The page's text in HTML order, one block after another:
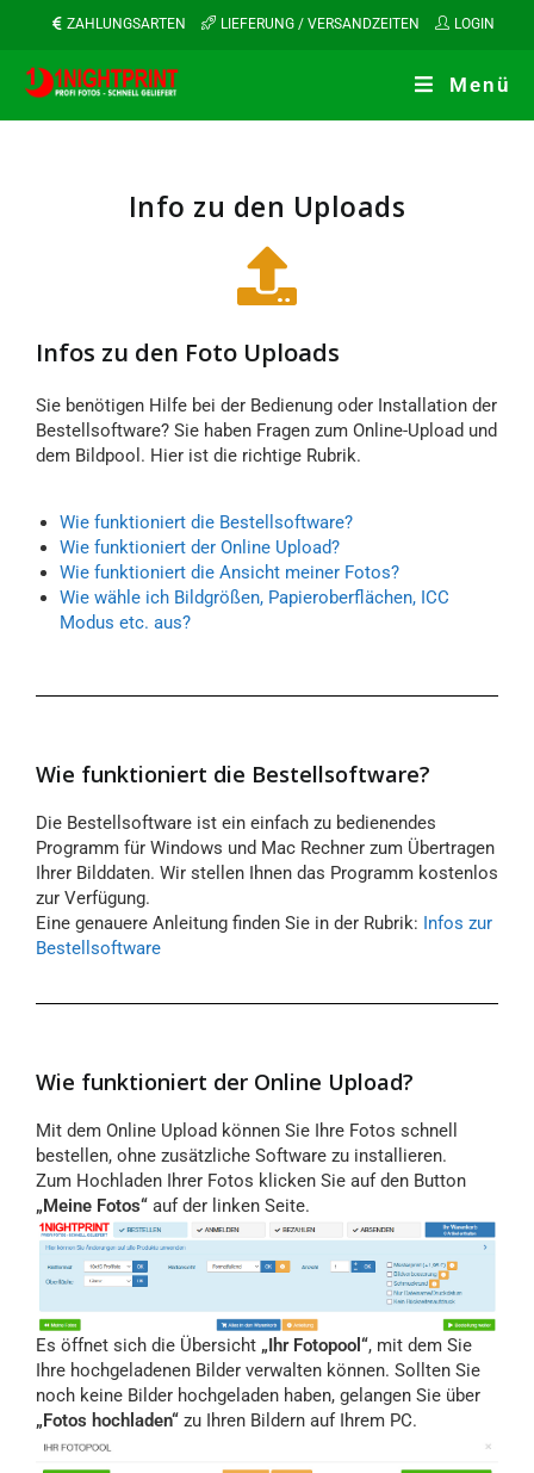
ZAHLUNGSARTEN LIEFERUNG / VERSANDZEITEN LOGIN
Menü
Info zu den Uploads
Infos zu den Foto Uploads
Sie benötigen Hilfe bei der Bedienung oder Installation der
Bestellsoftware? Sie haben Fragen zum Online-Upload und
dem Bildpool. Hier ist die richtige Rubrik.
Wie funktioniert die Bestellsoftware?
Wie funktioniert der Online Upload?
Wie funktioniert die Ansicht meiner Fotos?
Wie wähle ich Bildgrößen, Papieroberflächen, ICC
Modus etc. aus?
Wie funktioniert die Bestellsoftware?
Die Bestellsoftware ist ein einfach zu bedienendes
Programm für Windows und Mac Rechner zum Übertragen
Ihrer Bilddaten. Wir stellen Ihnen das Programm kostenlos
zur Verfügung.
Eine genauere Anleitung finden Sie in der Rubrik: Infos zur
Bestellsoftware
Wie funktioniert der Online Upload?
Mit dem Online Upload können Sie Ihre Fotos schnell
bestellen, ohne zusätzliche Software zu installieren.
Zum Hochladen Ihrer Fotos klicken Sie auf den Button
„Meine Fotos“ auf der linken Seite.
Es öffnet sich die Übersicht „Ihr Fotopool“, mit dem Sie
Ihre hochgeladenen Bilder verwalten können. Sollten Sie
noch keine Bilder hochgeladen haben, gelangen Sie über
„Fotos hochladen“ zu Ihren Bildern auf Ihrem PC.